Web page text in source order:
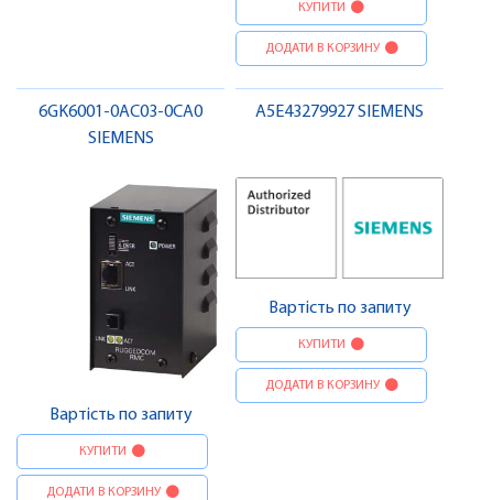
КУПИТИ
ДОДАТИ В КОРЗИНУ
6GK6001-0AC03-0CA0
SIEMENS
Вартість по запиту
КУПИТИ
ДОДАТИ В КОРЗИНУ
A5E43279927 SIEMENS
Вартість по запиту
КУПИТИ
ДОДАТИ В КОРЗИНУ